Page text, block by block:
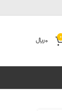
0
0﷼